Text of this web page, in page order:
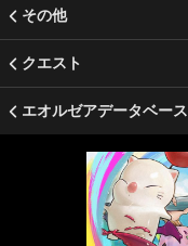
その他
クエスト
エオルゼアデータベース